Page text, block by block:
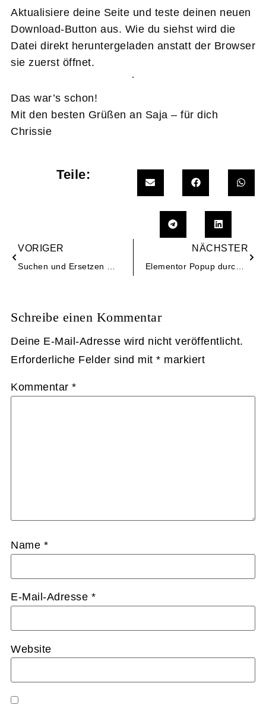
Aktualisiere deine Seite und teste deinen neuen
Download-Button aus. Wie du siehst wird die
Datei direkt heruntergeladen anstatt der Browser
sie zuerst öffnet.
Das war’s schon!
Mit den besten Grüßen an Saja – für dich
Chrissie
Teile:
VORIGER NÄCHSTER
Schreibe einen Kommentar
Deine E-Mail-Adresse wird nicht veröffentlicht.
Erforderliche Felder sind mit * markiert
Kommentar *
Name *
E-Mail-Adresse *
Website